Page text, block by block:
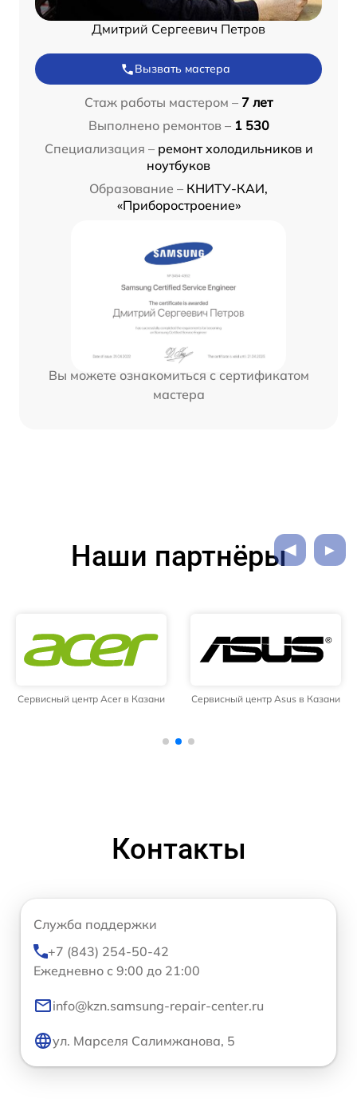
Дмитрий Сергеевич Петров
Вызвать мастера
Стаж работы мастером – 7 лет
Выполнено ремонтов – 1 530
Специализация – ремонт холодильников и
ноутбуков
Образование – КНИТУ-КАИ,
«Приборостроение»
Вы можете ознакомиться с сертификатом
мастера
Наши партнёры
Сервисный центр Acer в Казани Сервисный центр Asus в Казани
Контакты
Служба поддержки
+7 (843) 254-50-42
Ежедневно с 9:00 до 21:00
info@kzn.samsung-repair-center.ru
ул. Марселя Салимжанова, 5